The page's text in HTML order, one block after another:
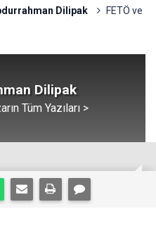
Dilipak
FETÖ ve
Dilipak
Tüm Yazıları >